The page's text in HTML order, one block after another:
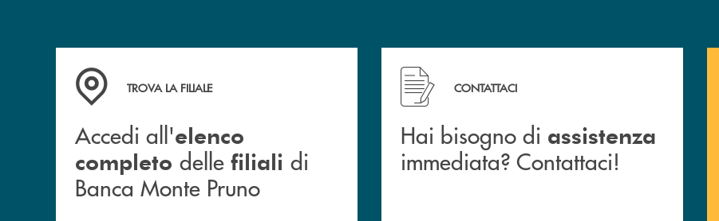
Accedi all' elenco completo&nbsp; delle&nbsp; filiali&nbsp; di Banca Monte Pruno
TROVA LA FILIALE
Accedi all'elenco
completo delle filiali di
Banca Monte Pruno
Hai bisogno di assistenza immediata? Contattaci!
CONTATTACI
Hai bisogno di assistenza
immediata? Contattaci!